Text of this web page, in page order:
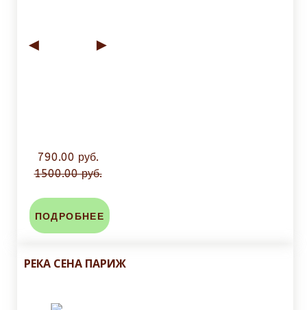
◄ ►
790.00 руб.
1500.00 руб.
ПОДРОБНЕЕ
РЕКА СЕНА ПАРИЖ